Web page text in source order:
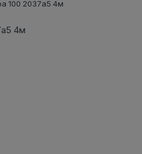
100 2037а5 4м